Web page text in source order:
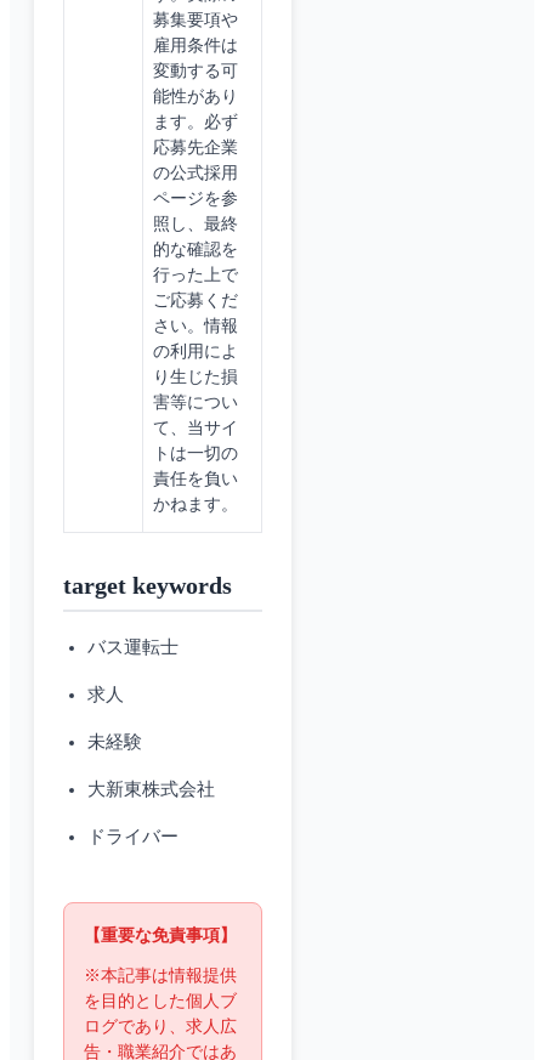
募集要項や
雇用条件は
変動する可
能性があり
ます。必ず
応募先企業
の公式採用
ページを参
照し、最終
的な確認を
行った上で
ご応募くだ
さい。情報
の利用によ
り生じた損
害等につい
て、当サイ
トは一切の
責任を負い
かねます。
target keywords
バス運転士
求人
未経験
大新東株式会社
ドライバー
【重要な免責事項】
※本記事は情報提供
を目的とした個人ブ
ログであり、求人広
告・職業紹介ではあ